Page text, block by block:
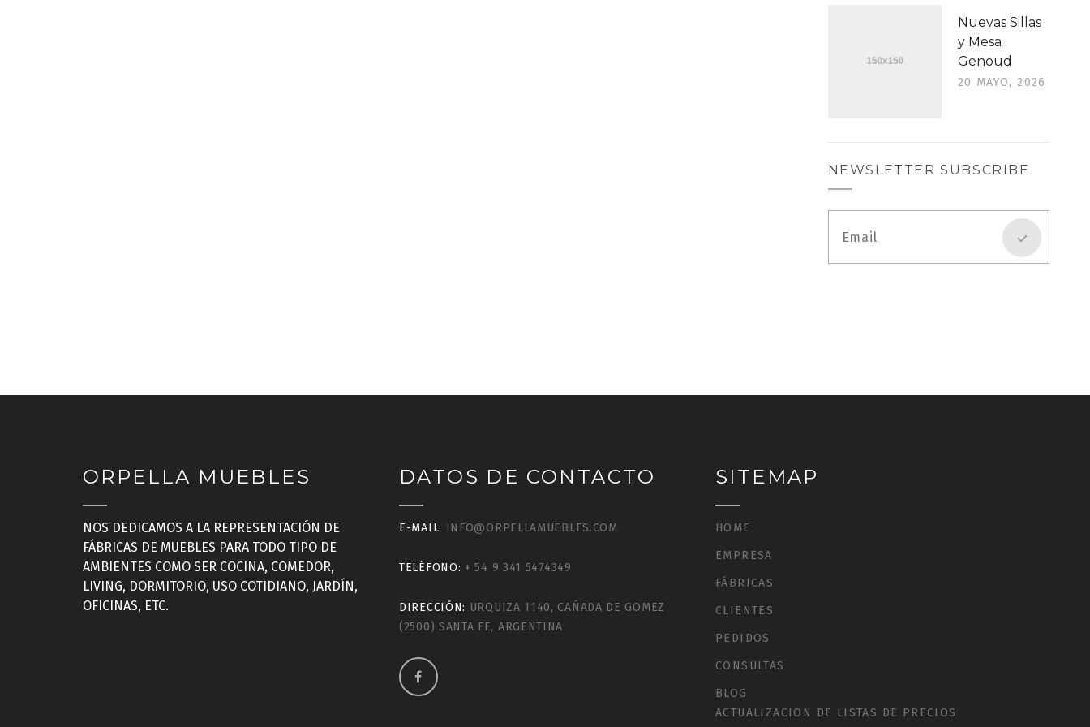
Nuevas Sillas
y Mesa
Genoud
20 MAYO, 2026
NEWSLETTER SUBSCRIBE
ORPELLA MUEBLES
NOS DEDICAMOS A LA REPRESENTACIÓN DE
FÁBRICAS DE MUEBLES PARA TODO TIPO DE
AMBIENTES COMO SER COCINA, COMEDOR,
LIVING, DORMITORIO, USO COTIDIANO, JARDÍN,
OFICINAS, ETC.
DATOS DE CONTACTO
E-MAIL: INFO@ORPELLAMUEBLES.COM
TELÉFONO: + 54 9 341 5474349
DIRECCIÓN: URQUIZA 1140, CAÑADA DE GOMEZ
(2500) SANTA FE, ARGENTINA
SITEMAP
HOME
EMPRESA
FÁBRICAS
CLIENTES
PEDIDOS
CONSULTAS
BLOG
ACTUALIZACION DE LISTAS DE PRECIOS